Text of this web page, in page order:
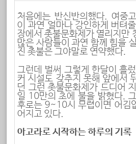
처음에는 반신반의했다. 여중
이 과연 얼마나 강인하게 버텨
장에서 촛불문화제가 열리지만
많은 사람들이 과연 함께 힘을
진 촛불은 그야말로 연약했다.
그런데 벌써 그렇게 한달이 흘
커 시설도 갖추지 못해 앞에서
던 그런 촛불문화제가 드디어
일 10만의 초에 불을 밝혔다.
후로는 9~10시 무렵이면 어김
어지고 있다.
아고라로 시작하는 하루의 기록